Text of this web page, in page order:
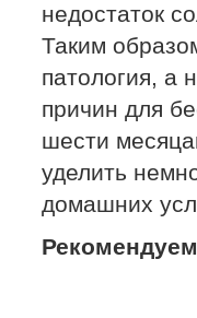
недостаток
Таким
патология, а
причин для
шести
уделить
домашних